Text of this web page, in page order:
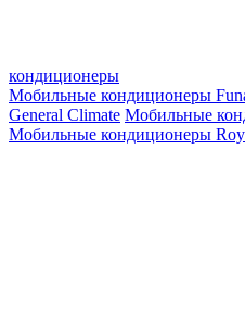
кондиционеры
Мобильные кондиционеры
General Climate Мобильные
Мобильные кондиционеры